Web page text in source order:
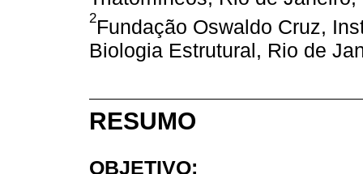
2Fundação Oswaldo Cruz,
Biologia Estrutural, Rio de
RESUMO
OBJETIVO: